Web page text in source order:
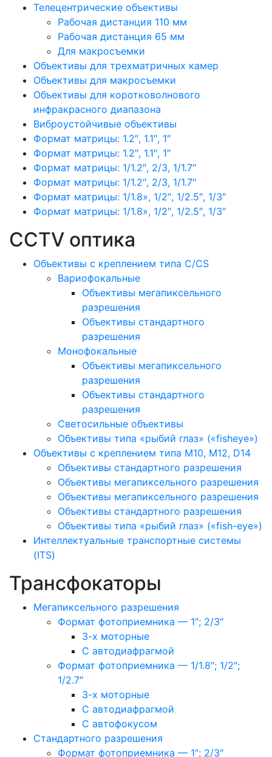
Телецентрические объективы
Рабочая дистанция 110 мм
Рабочая дистанция 65 мм
Для макросъемки
Объективы для трехматричных камер
Объективы для макросъемки
Объективы для коротковолнового
инфракрасного диапазона
Виброустойчивые объективы
Формат матрицы: 1.2″, 1.1″, 1″
Формат матрицы: 1.2″, 1.1″, 1″
Формат матрицы: 1/1.2″, 2/3, 1/1.7″
Формат матрицы: 1/1.2″, 2/3, 1/1.7″
Формат матрицы: 1/1.8», 1/2″, 1/2.5″, 1/3″
Формат матрицы: 1/1.8», 1/2″, 1/2.5″, 1/3″
CCTV оптика
Объективы с креплением типа C/CS
Вариофокальные
Объективы мегапиксельного
разрешения
Объективы стандартного
разрешения
Монофокальные
Объективы мегапиксельного
разрешения
Объективы стандартного
разрешения
Светосильные объективы
Объективы типа «рыбий глаз» («fisheye»)
Объективы с креплением типа M10, M12, D14
Объективы стандартного разрешения
Объективы мегапиксельного разрешения
Объективы мегапиксельного разрешения
Объективы стандартного разрешения
Объективы типа «рыбий глаз» («fish-eye»)
Интеллектуальные транспортные системы
(ITS)
Трансфокаторы
Мегапиксельного разрешения
Формат фотоприемника — 1″; 2/3″
3-х моторные
С автодиафрагмой
Формат фотоприемника — 1/1.8″; 1/2″;
1/2.7″
3-х моторные
С автодиафрагмой
С автофокусом
Стандартного разрешения
Формат фотоприемника — 1″; 2/3″